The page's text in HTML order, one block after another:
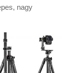
nagy